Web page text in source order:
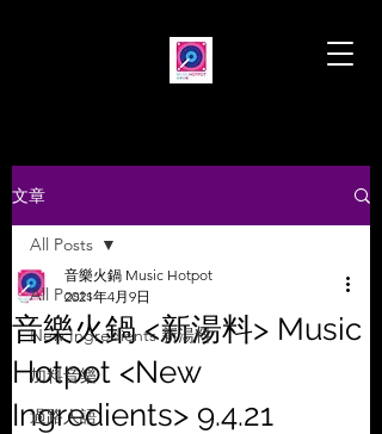
文章
All Posts
New Ingredients 新湯料
加料音樂
過路人語
All Posts
音樂火鍋 <新湯料> Music
Hotpot <New
Ingredients> 9.4.21
音樂火鍋 Music Hotpot
2021年4月9日